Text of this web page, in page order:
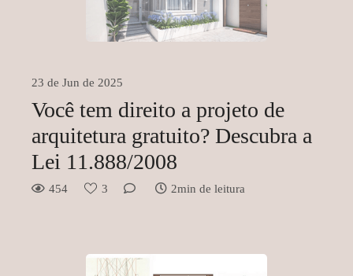
23 de Jun de 2025
Você tem direito a projeto de
arquitetura gratuito? Descubra a
Lei 11.888/2008
454 3 2min de leitura